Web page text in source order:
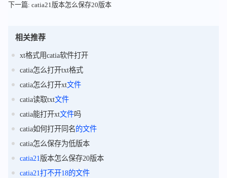
下一篇: catia21版本怎么保存20版本
相关推荐
xt格式用catia软件打开
catia怎么打开txt格式
catia怎么打开xt文件
catia读取txt文件
catia能打开xt文件吗
catia如何打开同名的文件
catia怎么保存为低版本
catia21版本怎么保存20版本
catia21打不开18的文件